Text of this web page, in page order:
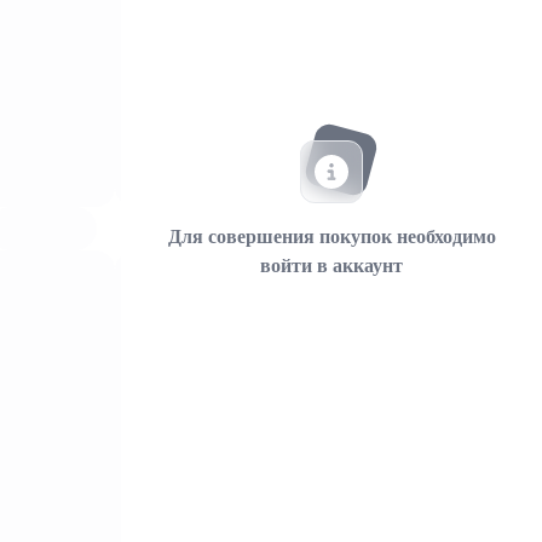
Для совершения покупок необходимо
войти в аккаунт